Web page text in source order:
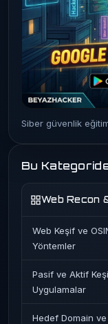
Siber güvenlik
Bu
Web Recon
Web Keşif ve
Yöntemler
Pasif ve Aktif
Uygulamalar
Hedef Domain ve